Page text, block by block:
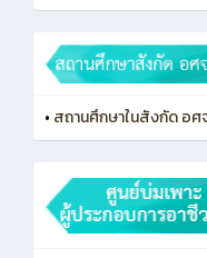
• สถานศึกษาในสังกัด อ